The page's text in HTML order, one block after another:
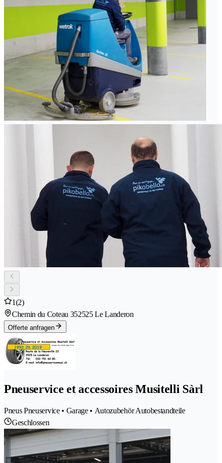
1(2)
Chemin du Coteau 352525 Le Landeron
Offerte anfragen
Pneuservice et accessoires Musitelli Sàrl
Pneus Pneuservice • Garage • Autozubehör Autobestandteile
Geschlossen